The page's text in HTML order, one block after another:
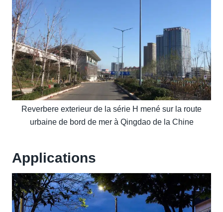
Reverbere exterieur de la série H mené sur la route
urbaine de bord de mer à Qingdao de la Chine
Applications